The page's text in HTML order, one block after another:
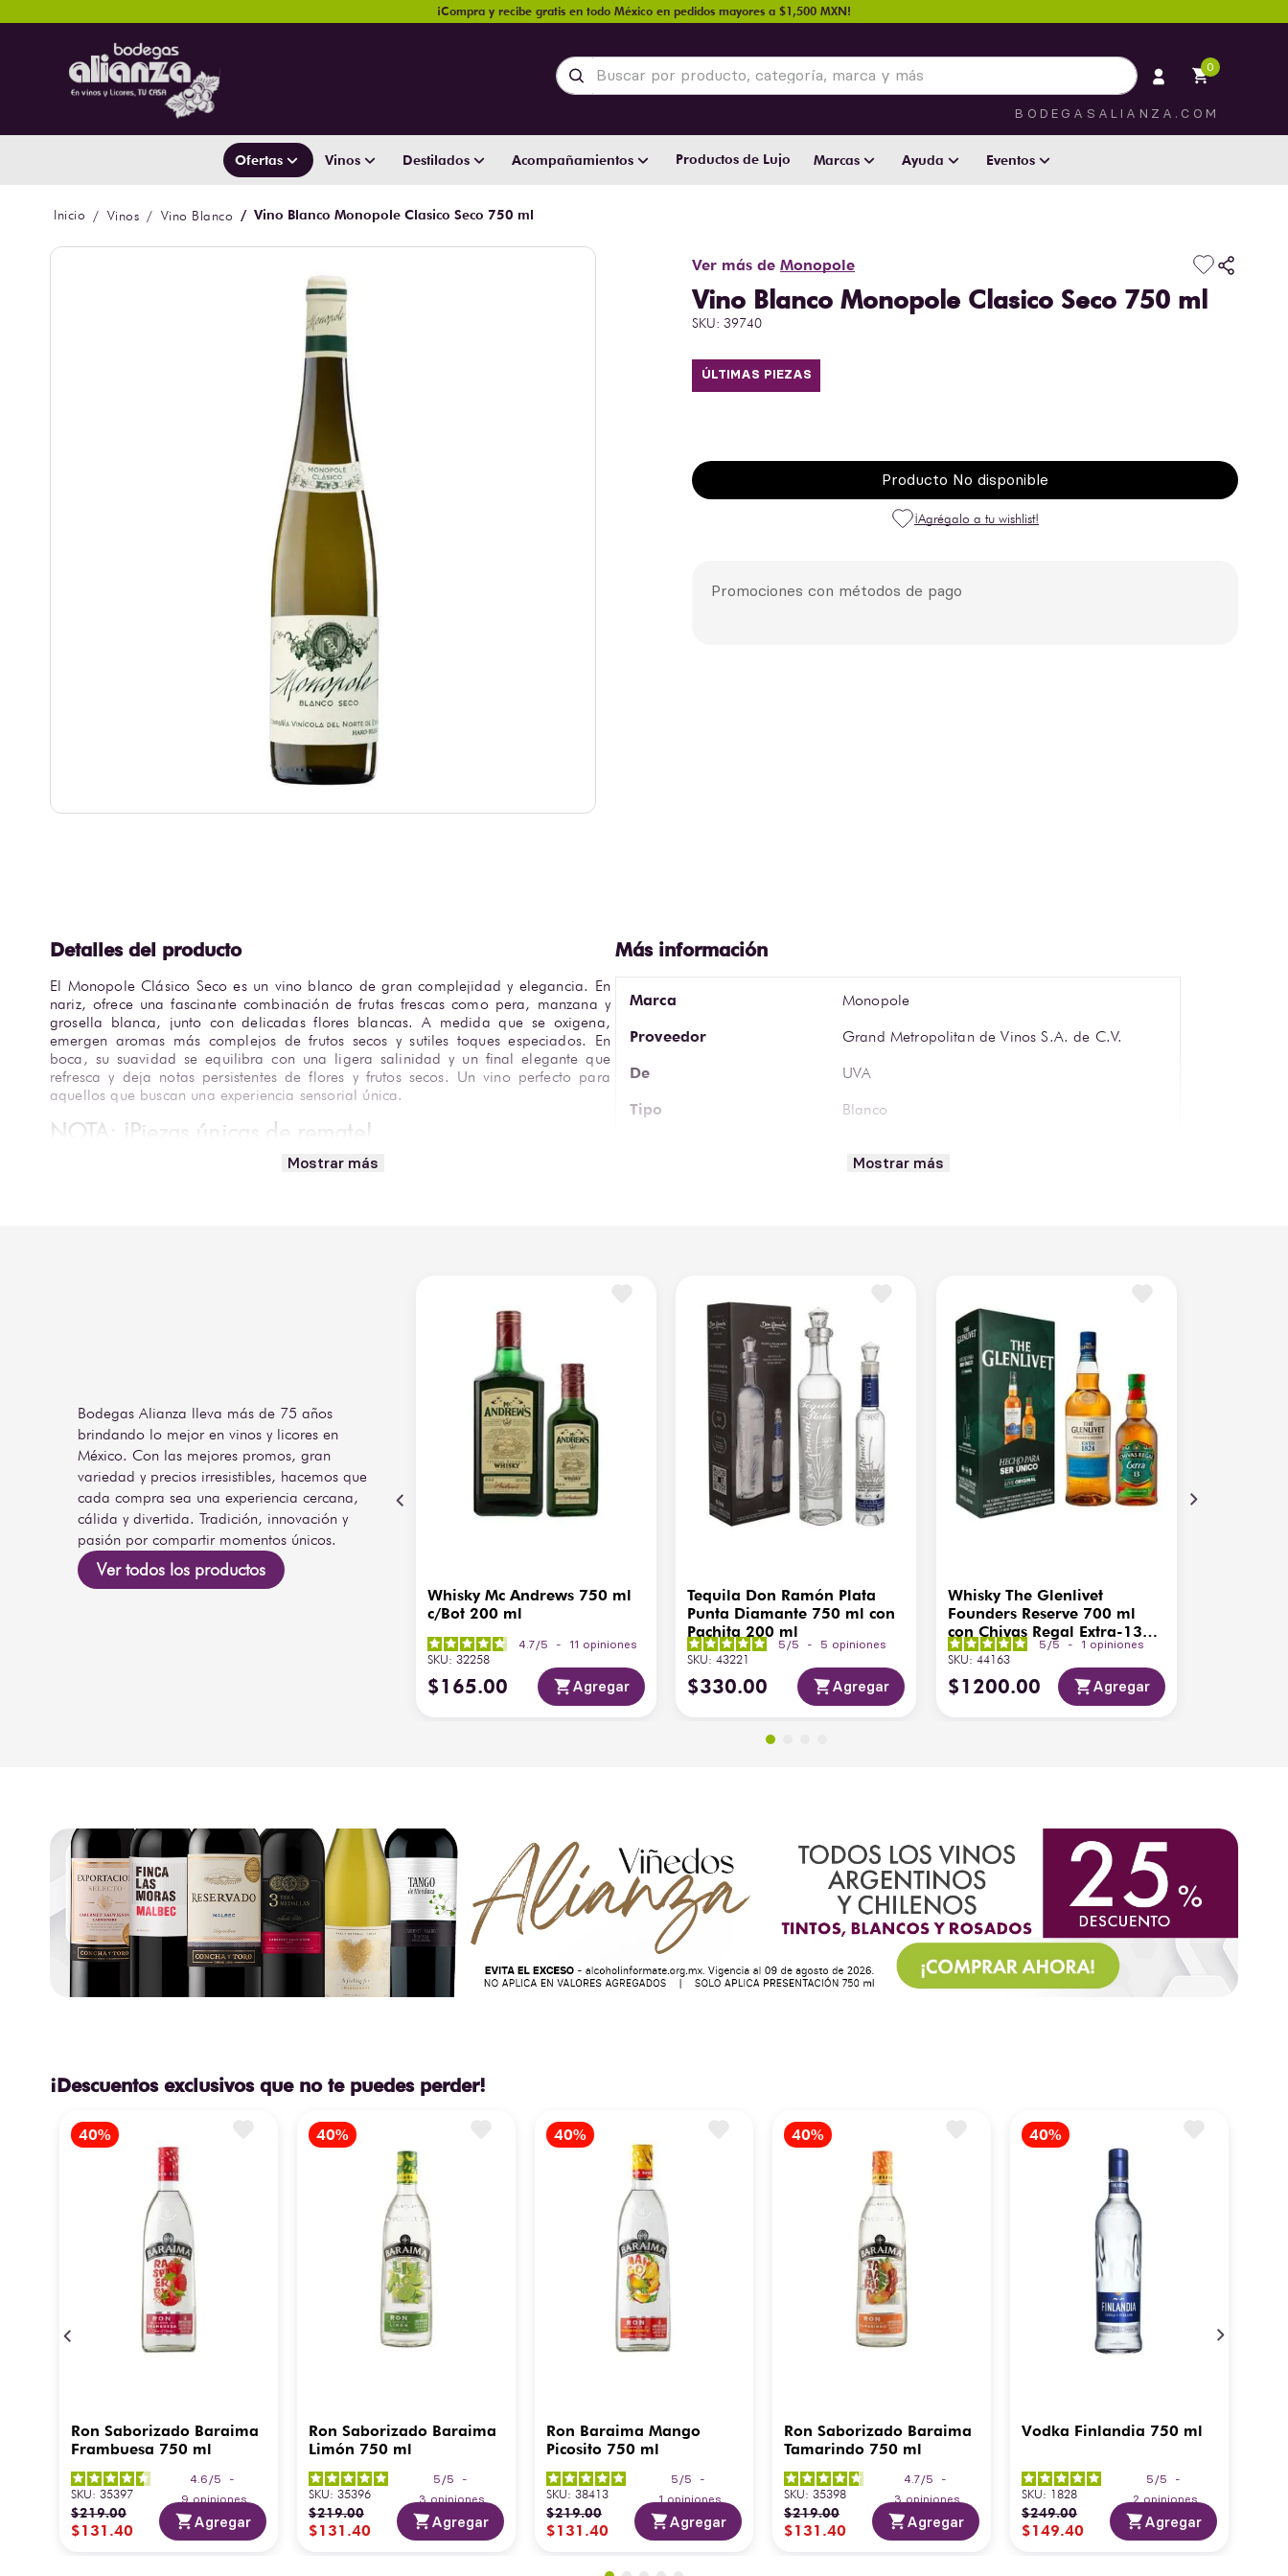
¡Compra y recibe gratis en todo México en pedidos mayores a $1,500 MXN!
Buscar por producto, categoría, marca y más 0
BODEGASALIANZA.COM
Ofertas Vinos Destilados Acompañamientos Productos de Lujo Marcas Ayuda Eventos
Vinos Vino Blanco Vino Blanco Monopole Clasico Seco 750 ml
Ver más de Monopole
Vino Blanco Monopole Clasico Seco 750 ml
SKU: 39740
Producto No disponible
Promociones con métodos de pago
El Monopole Clásico Seco es un vino blanco de gran complejidad y elegancia. En
nariz, ofrece una fascinante combinación de frutas frescas como pera, manzana y
grosella blanca, junto con delicadas flores blancas. A medida que se oxigena,
emergen aromas más complejos de frutos secos y sutiles toques especiados. En
boca, su suavidad se equilibra con una ligera salinidad y un final elegante que
refresca y deja notas persistentes de flores y frutos secos. Un vino perfecto para
aquellos que buscan una experiencia sensorial única.
NOTA: ¡Piezas únicas de remate!
limitado a un valor preferencial. Al ser existencias finales o de exhibición, estas
Mostrar más
Marca Monopole
Proveedor Grand Metropolitan de Vinos S.A. de C.V.
De UVA
Tipo Blanco
Mostrar más
Bodegas Alianza lleva más de 75 años
brindando lo mejor en vinos y licores en
México. Con las mejores promos, gran
variedad y precios irresistibles, hacemos que
cada compra sea una experiencia cercana,
cálida y divertida. Tradición, innovación y
pasión por compartir momentos únicos.
Ver todos los productos
Whisky Mc Andrews 750 ml
c/Bot 200 ml
4.7/5 - 11 opiniones
SKU: 32258
$165.00 Agregar
Tequila Don Ramón Plata
Punta Diamante 750 ml con
Pachita 200 ml
5 /5 - 5 opiniones
SKU:43221
$330.00 Agregar
Whisky The Glenlivet
Founders Reserve 700 ml
con Chivas Regal Extra-13
200ml
5 /5 - 1 opiniones
SKU:44163
$1200.00 Agregar
¡Descuentos exclusivos que no te puedes perder!
Ron Saborizado Baraima
Frambuesa 750 ml
4.6 /5
-
9 opiniones
SKU: 35397
$219.00
$131 .40 Agregar
Ron Saborizado Baraima
Limón 750 ml
5 /5
-
3 opiniones
SKU: 35396
$219.00
$131 .40 Agregar
Ron Baraima Mango
Picosito 750 ml
5 /5
-
1 opiniones
SKU: 38413
$219.00
$131 .40 Agregar
Ron Saborizado Baraima
Tamarindo 750 ml
4.7/5
-
3 opiniones
SKU: 35398
$219.00
$131 .40 Agregar
Vodka Finlandia 750 ml
5 /5
-
2 opiniones
SKU: 1828
$249.00
$149.40 Agregar